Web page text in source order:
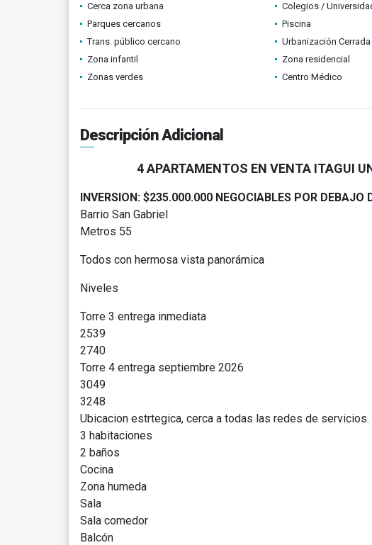
Cerca zona urbana
Colegios /
Parques cercanos
Piscina
Trans. público cercano
Urbanización Cerrada
Zona infantil
Zona residencial
Zonas verdes
Centro Médico
Descripción Adicional
4 APARTAMENTOS EN VENTA ITAGUI
INVERSION: $235.000.000 NEGOCIABLES POR DEBAJO
Barrio San Gabriel
Metros 55
Todos con hermosa vista panorámica
Niveles
Torre 3 entrega inmediata
2539
2740
Torre 4 entrega septiembre 2026
3049
3248
Ubicacion estrtegica, cerca a todas las redes de servicios.
3 habitaciones
2 baños
Cocina
Zona humeda
Sala
Sala comedor
Balcón